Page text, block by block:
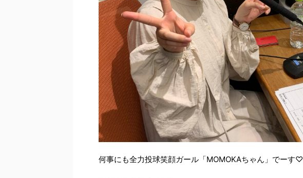
何事にも全力投球笑顔ガール「MOMOKAちゃん」でーす♡